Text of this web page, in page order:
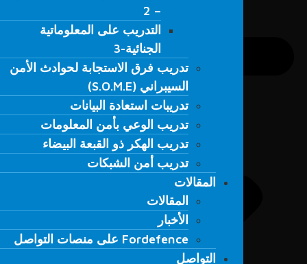
التدريب على المعلوماتية
الجنائية-3
تدريب فرق الاستجابة لحوادث الأمن
السيبراني (S.O.M.E)
تدريبات استعادة البيانات
تدريب الوعي بأمن المعلومات
تدريب الهكر ذو القبعة البيضاء
تدريب أمن الشبكات
المقالات
المقالات
الأخبار
Fordefence على منصات التواصل
التواصل
– 2
التدريب على المعلوماتية
الجنائية-3
تدريب فرق الاستجابة لحوادث الأمن
السيبراني (S.O.M.E)
تدريبات استعادة البيانات
تدريب الوعي بأمن المعلومات
تدريب الهكر ذو القبعة البيضاء
تدريب أمن الشبكات
المقالات
المقالات
الأخبار
Fordefence على منصات التواصل
التواصل